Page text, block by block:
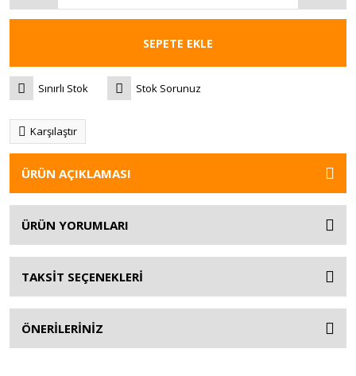
SEPETE EKLE
Sınırlı Stok Stok Sorunuz
Karşılaştır
ÜRÜN AÇIKLAMASI
ÜRÜN YORUMLARI
TAKSİT SEÇENEKLERİ
ÖNERİLERİNİZ